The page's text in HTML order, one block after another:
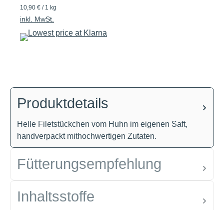
10,90 € / 1 kg
inkl. MwSt.
Produktdetails
Helle Filetstückchen vom Huhn im eigenen Saft,
handverpackt mithochwertigen Zutaten.
Fütterungsempfehlung
Inhaltsstoffe